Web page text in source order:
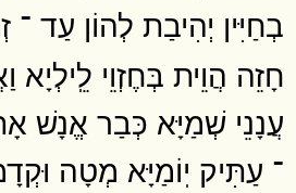
בְחַיִּין יְהִיבַת לְהוֹן עַד ־
חָזֵה הֲוֵית בְּחֶזְוֵי לֵֽילְיָא
עֲנָנֵי שְׁמַיָּא כְּבַר אֱנָשׁ
־ עַתִּיק יֽוֹמַיָּא מְטָה